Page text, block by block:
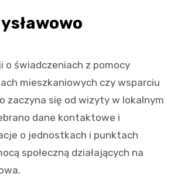
o świadczeniach z pomocy
mieszkaniowych czy wsparciu
zaczyna się od wizyty w lokalnym
dane kontaktowe i
o jednostkach i punktach
społeczną działających na